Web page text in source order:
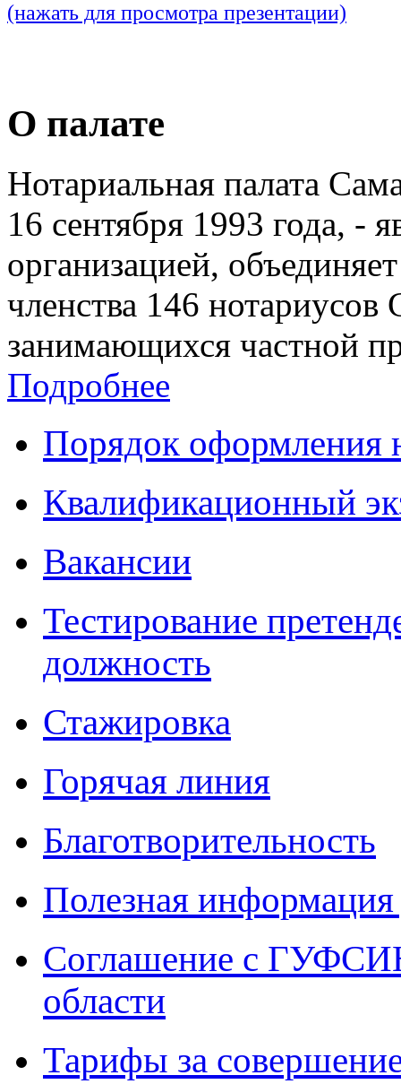
(нажать для просмотра презентации)
О палате
Нотариальная палата
16 сентября 1993 года, -
организацией,
членства 146 нотариусов
занимающихся частной
Подробнее
Порядок оформления
Квалификационный
Вакансии
Тестирование
должность
Стажировка
Горячая линия
Благотворительность
Полезная
Соглашение с
области
Тарифы за